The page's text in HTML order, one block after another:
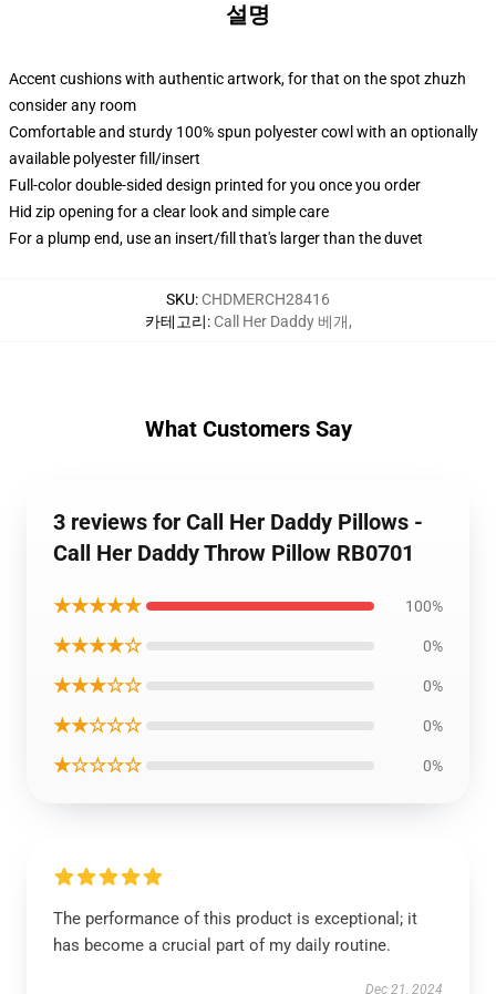
설명
Accent cushions with authentic artwork, for that on the spot zhuzh
consider any room
Comfortable and sturdy 100% spun polyester cowl with an optionally
available polyester fill/insert
Full-color double-sided design printed for you once you order
Hid zip opening for a clear look and simple care
For a plump end, use an insert/fill that's larger than the duvet
SKU: CHDMERCH28416
카테고리: Call Her Daddy 베개,
What Customers Say
3 reviews for Call Her Daddy Pillows -
Call Her Daddy Throw Pillow RB0701
★★★★★ 100%
★★★★☆ 0%
★★★☆☆ 0%
★★☆☆☆ 0%
★☆☆☆☆ 0%
The performance of this product is exceptional; it
has become a crucial part of my daily routine.
Dec 21, 2024